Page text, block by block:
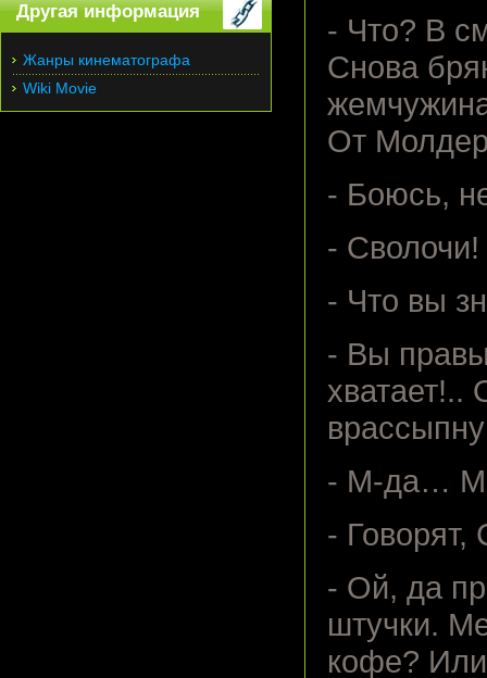
- Что? В
Снова
От
- Боюсь,
-
- Что вы
- Вы
хватает!..
- М-да…
- Говорят,
- Ой, да
штучки.
кофе?
Другая информация
Жанры кинематографа
Wiki Movie